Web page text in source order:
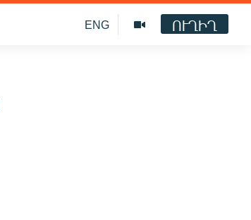
ENG ՈՒՂԻՂ